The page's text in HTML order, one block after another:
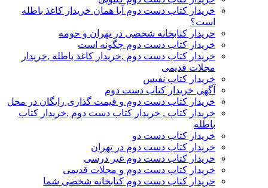
خریدار کتاب دست دوم آیا همان خریدار کاغذ باطله
است؟
خریدار کتابخانه شخصی در تهران و حومه
خریدار کتاب دست دوم چگونه است
خریدار کتاب دست دوم ,خریدار کاغذ باطله ,خریدار
مجلات قدیمی
خریدار کتاب نفیس
آگهی خریدار کتاب دست دوم
خریدار کتاب دست دوم و قیمت گذاری رایگان در محل
خریدار کتاب , خریدار کتاب دست دوم ,خریدار کتاب
باطله
خریدار کتاب دست دو
خریدار کتاب دست دوم در تهران
خریدار کتاب دست دوم غیر درسی
خریدار کتاب دست دوم و مجلات قدیمی
خریدار کتاب دست دوم کتابخانه شخصی شما